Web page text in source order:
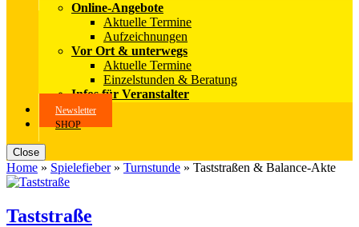
Online-Angebote
Aktuelle Termine
Aufzeichnungen
Vor Ort & unterwegs
Aktuelle Termine
Einzelstunden & Beratung
Infos für Veranstalter
Newsletter
SHOP
Close
Home » Spielefieber » Turnstunde » Taststraßen & Balance-Akte
Taststraße